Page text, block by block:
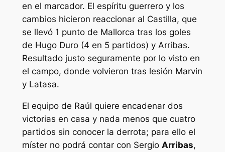
en el marcador. El espíritu guerrero y los
cambios hicieron reaccionar al Castilla, que
se llevó 1 punto de Mallorca tras los goles
de Hugo Duro (4 en 5 partidos) y Arribas.
Resultado justo seguramente por lo visto en
el campo, donde volvieron tras lesión Marvin
y Latasa.
El equipo de Raúl quiere encadenar dos
victorias en casa y nada menos que cuatro
partidos sin conocer la derrota; para ello el
míster no podrá contar con Sergio Arribas,